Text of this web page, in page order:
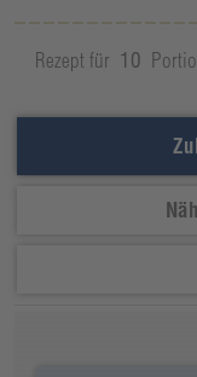
Rezept für 10